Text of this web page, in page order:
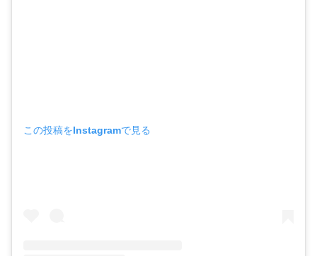
この投稿をInstagramで見る